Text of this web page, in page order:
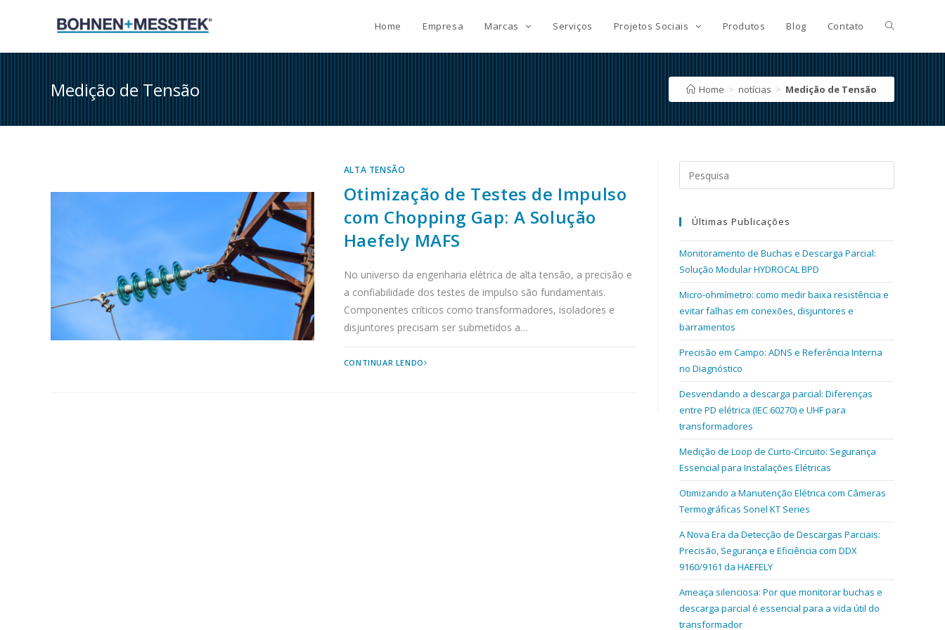
Home Empresa Marcas Serviços Projetos Sociais Produtos Blog Contato
Medição de Tensão Home > notícias > Medição de Tensão
ALTA TENSÃO
Otimização de Testes de Impulso
com Chopping Gap: A Solução
Haefely MAFS
No universo da engenharia elétrica de alta tensão, a precisão e
a confiabilidade dos testes de impulso são fundamentais.
Componentes críticos como transformadores, isoladores e
disjuntores precisam ser submetidos a…
CONTINUAR LENDO OTIMIZAÇÃO
Últimas Publicações
Monitoramento de Buchas e Descarga Parcial:
Solução Modular HYDROCAL BPD
Micro-ohmímetro: como medir baixa resistência e
evitar falhas em conexões, disjuntores e
barramentos
Precisão em Campo: ADNS e Referência Interna
no Diagnóstico
Desvendando a descarga parcial: Diferenças
entre PD elétrica (IEC 60270) e UHF para
transformadores
Medição de Loop de Curto-Circuito: Segurança
Essencial para Instalações Elétricas
Otimizando a Manutenção Elétrica com Câmeras
Termográficas Sonel KT Series
A Nova Era da Detecção de Descargas Parciais:
Precisão, Segurança e Eficiência com DDX
9160/9161 da HAEFELY
Ameaça silenciosa: Por que monitorar buchas e
descarga parcial é essencial para a vida útil do
transformador